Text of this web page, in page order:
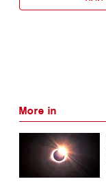
More in